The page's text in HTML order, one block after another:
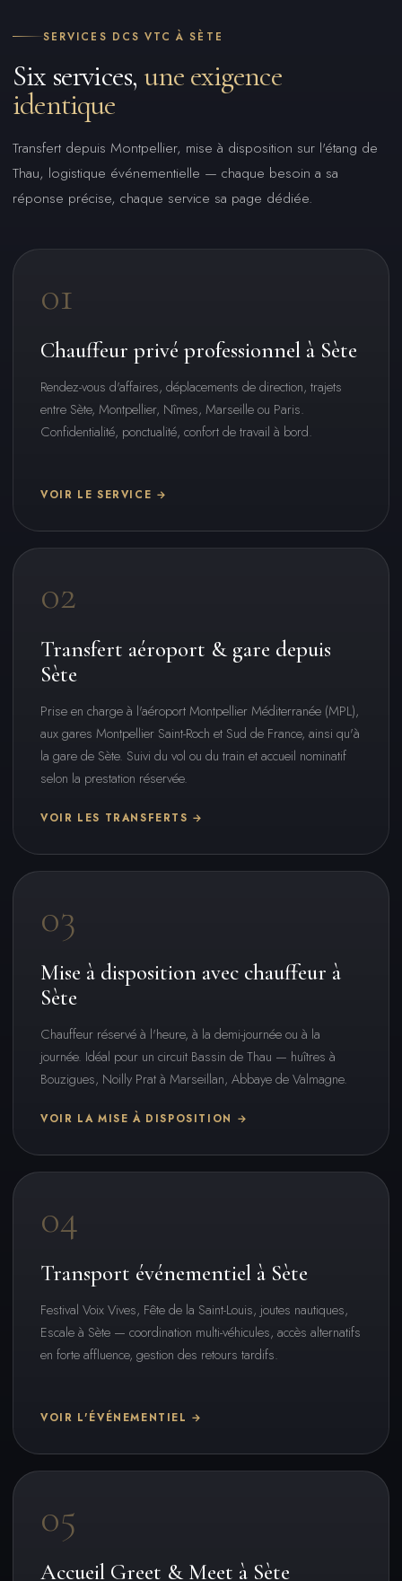
SERVICES DCS VTC À SÈTE
Six services,une exigence
identique
Transfert depuis Montpellier, mise à disposition sur l'étang de
Thau, logistique événementielle — chaque besoin a sa
réponse précise, chaque service sa page dédiée.
01
Chauffeur privé professionnel à Sète
Rendez-vous d'affaires, déplacements de direction, trajets
entre Sète, Montpellier, Nîmes, Marseille ou Paris.
Confidentialité, ponctualité, confort de travail à bord.
VOIR LE SERVICE →
02
Transfert aéroport & gare depuis
Sète
Prise en charge à l'aéroport Montpellier Méditerranée (MPL),
aux gares Montpellier Saint-Roch et Sud de France, ainsi qu'à
la gare de Sète. Suivi du vol ou du train et accueil nominatif
selon la prestation réservée.
VOIR LES TRANSFERTS →
03
Mise à disposition avec chauffeur à
Sète
Chauffeur réservé à l'heure, à la demi-journée ou à la
journée. Idéal pour un circuit Bassin de Thau — huîtres à
Bouzigues, Noilly Prat à Marseillan, Abbaye de Valmagne.
VOIR LA MISE À DISPOSITION →
04
Transport événementiel à Sète
Festival Voix Vives, Fête de la Saint-Louis, joutes nautiques,
Escale à Sète — coordination multi-véhicules, accès alternatifs
en forte affluence, gestion des retours tardifs.
VOIR L'ÉVÉNEMENTIEL →
05
Accueil Greet & Meet à Sète